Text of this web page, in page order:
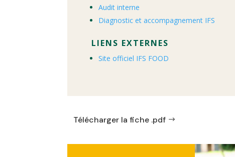
Audit interne
Diagnostic et accompagnement IFS
LIENS EXTERNES
Site officiel IFS FOOD
Télécharger la fiche .pdf